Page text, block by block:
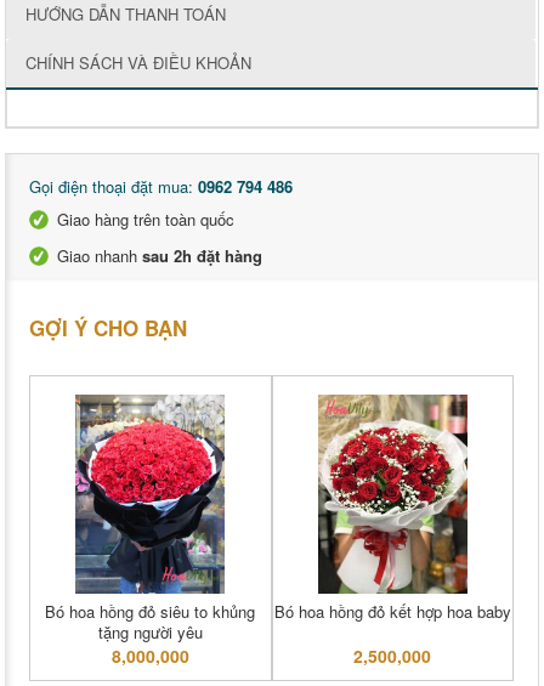
HƯỚNG DẪN THANH TOÁN
CHÍNH SÁCH VÀ ĐIỀU KHOẢN
Gọi điện thoại đặt mua: 0962 794 486
Giao hàng trên toàn quốc
Giao nhanh sau 2h đặt hàng
GỢI Ý CHO BẠN
Bó hoa hồng đỏ siêu to khủng
tặng người yêu
8,000,000
Bó hoa hồng đỏ kết hợp hoa baby
2,500,000